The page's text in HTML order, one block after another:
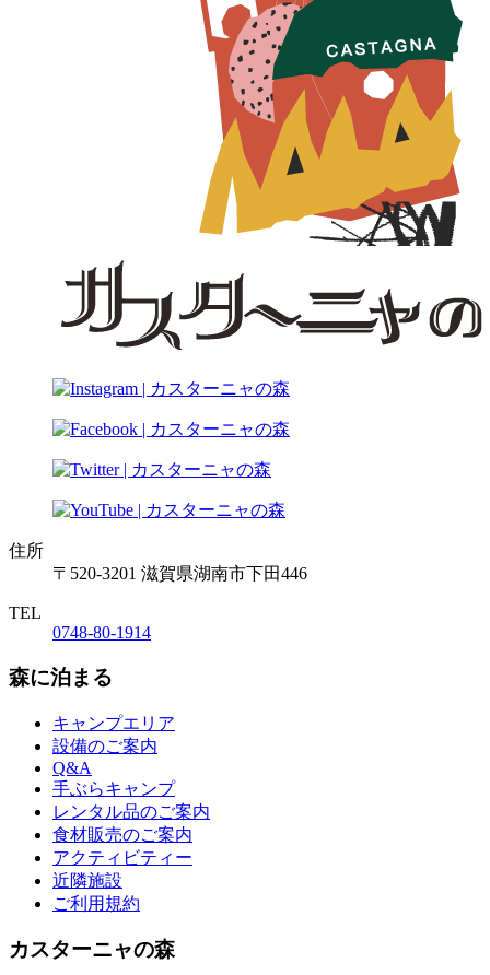
住所
〒520-3201 滋賀県湖南市下田446
TEL
0748-80-1914
森に泊まる
キャンプエリア
設備のご案内
Q&A
手ぶらキャンプ
レンタル品のご案内
食材販売のご案内
アクティビティー
近隣施設
ご利用規約
カスターニャの森